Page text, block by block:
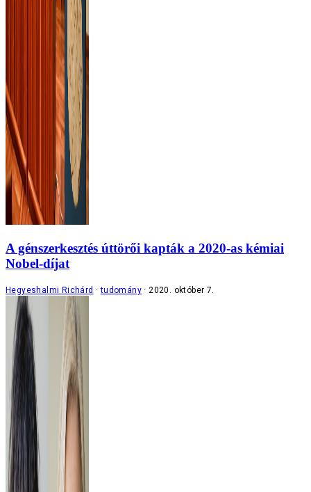
A génszerkesztés úttörői kapták a 2020-as kémiai
Nobel-díjat
Hegyeshalmi Richárd tudomány 2020. október 7.